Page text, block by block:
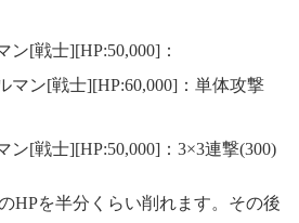
[戦士][HP:50,000]：
マン[戦士][HP:60,000]：単体攻撃
ン[戦士][HP:50,000]：3×3連撃(300)
HPを半分くらい削れます。その後